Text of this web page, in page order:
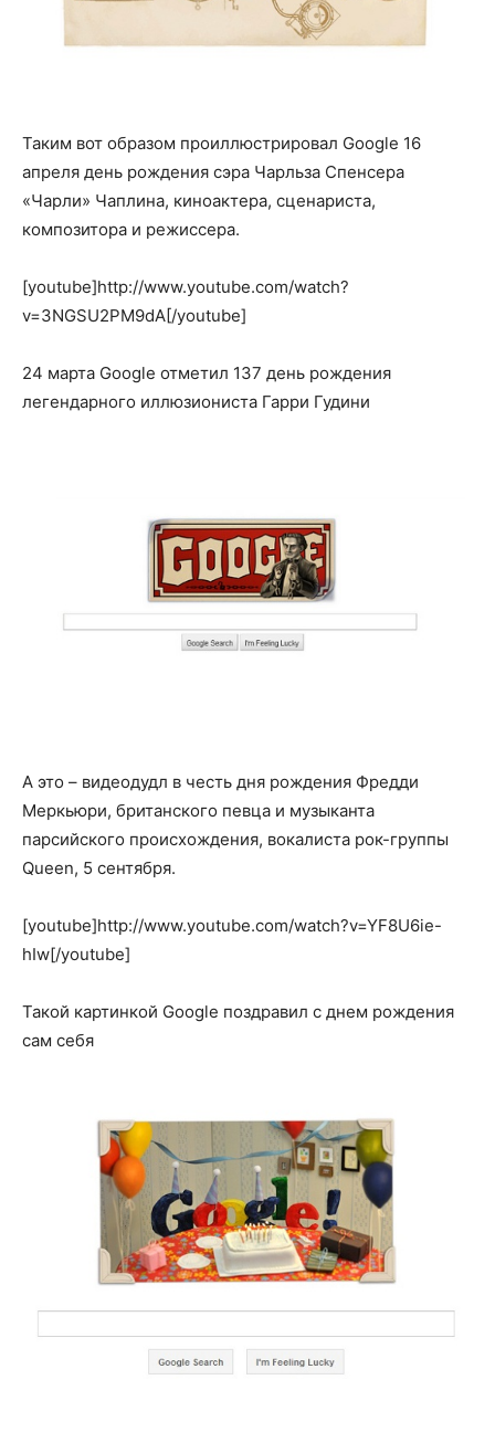
Таким вот образом проиллюстрировал Google 16
апреля день рождения сэра Чарльза Спенсера
«Чарли» Чаплина, киноактера, сценариста,
композитора и режиссера.
[youtube]http://www.youtube.com/watch?
v=3NGSU2PM9dA[/youtube]
24 марта Google отметил 137 день рождения
легендарного иллюзиониста Гарри Гудини
А это – видеодудл в честь дня рождения Фредди
Меркьюри, британского певца и музыканта
парсийского происхождения, вокалиста рок-группы
Queen, 5 сентября.
[youtube]http://www.youtube.com/watch?v=YF8U6ie-
hIw[/youtube]
Такой картинкой Google поздравил с днем рождения
сам себя